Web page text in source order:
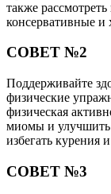
также
консервативные и
СОВЕТ №2
Поддерживайте
физические
физическая
миомы и улучшить
избегать курения
СОВЕТ №3